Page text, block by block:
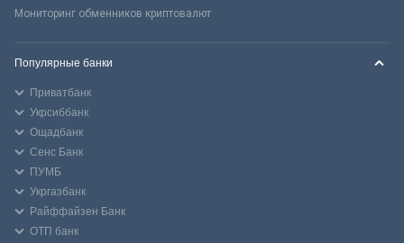
Мониторинг обменников криптовалют
Популярные банки
Приватбанк
Укрсиббанк
Ощадбанк
Сенс Банк
ПУМБ
Укргазбанк
Райффайзен Банк
ОТП банк